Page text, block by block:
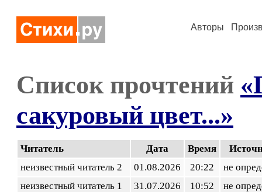
Авторы
Список прочтений
сакуровый цвет...»
Читатель Дата Время
неизвестный читатель 2
01.08.2026 20:22
не
неизвестный читатель 1
31.07.2026 10:52 не